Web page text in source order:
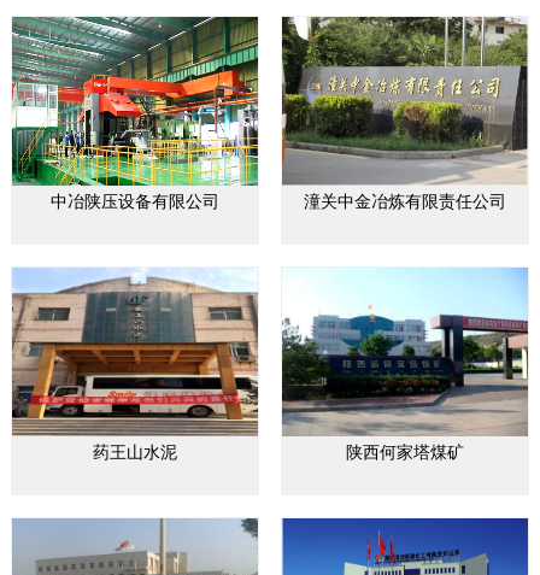
中冶陕压设备有限公司 潼关中金冶炼有限责任公司
药王山水泥 陕西何家塔煤矿